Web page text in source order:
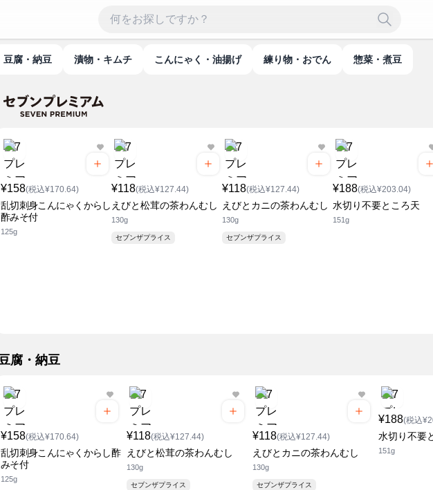
豆腐・納豆 漬物・キムチ こんにゃく・油揚げ 練り物・おでん 惣菜・煮豆
¥158(税込¥170.64)
乱切刺身こんにゃくからし
酢みそ付
125g
¥118(税込¥127.44)
えびと松茸の茶わんむし
130g
セブンザプライス
¥118(税込¥127.44)
えびとカニの茶わんむし
130g
セブンザプライス
¥188(税込¥203.04)
水切り不要ところ天
151g
豆腐・納豆
¥158(税込¥170.64)
乱切刺身こんにゃくからし酢
みそ付
125g
¥118(税込¥127.44)
えびと松茸の茶わんむし
130g
セブンザプライス
¥118(税込¥127.44)
えびとカニの茶わんむし
130g
セブンザプライス
¥188(税込
水切り不要
151g